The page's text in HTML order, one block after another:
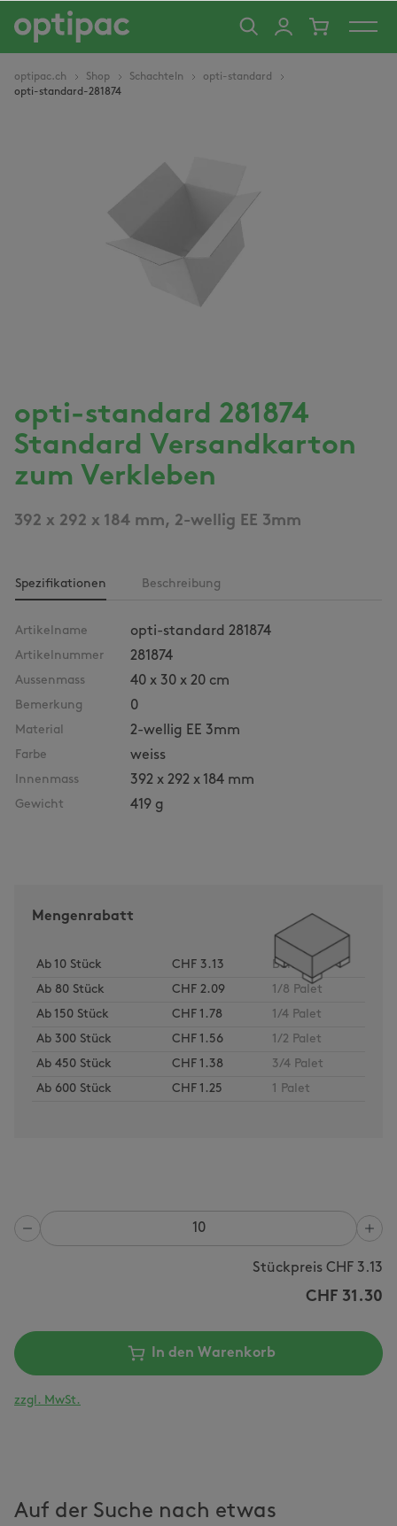
springen
optipac.ch Shop Schachteln
opti-standard
opti-standard-281874
opti-standard 281874
Standard Versandkarton
zum Verkleben
392 x 292 x 184 mm, 2-wellig EE 3mm
Spezifikationen Beschreibung
Artikelname opti-standard 281874
Artikelnummer 281874
Aussenmass 40 x 30 x 20 cm
Bemerkung 0
Material 2-wellig EE 3mm
Farbe weiss
Innenmass 392 x 292 x 184 mm
Gewicht 419 g
Mengenrabatt
Ab 10 Stück CHF 3.13
Bund
Ab 80 Stück CHF 2.09
1/8 Palet
Ab 150 Stück CHF 1.78
1/4 Palet
Ab 300 Stück CHF 1.56
1/2 Palet
Ab 450 Stück CHF 1.38
3/4 Palet
Ab 600 Stück CHF 1.25 1 Palet
Anzahl
Stückpreis CHF 3.13
CHF 31.30
In den Warenkorb
zzgl. MwSt.
Auf der Suche nach etwas